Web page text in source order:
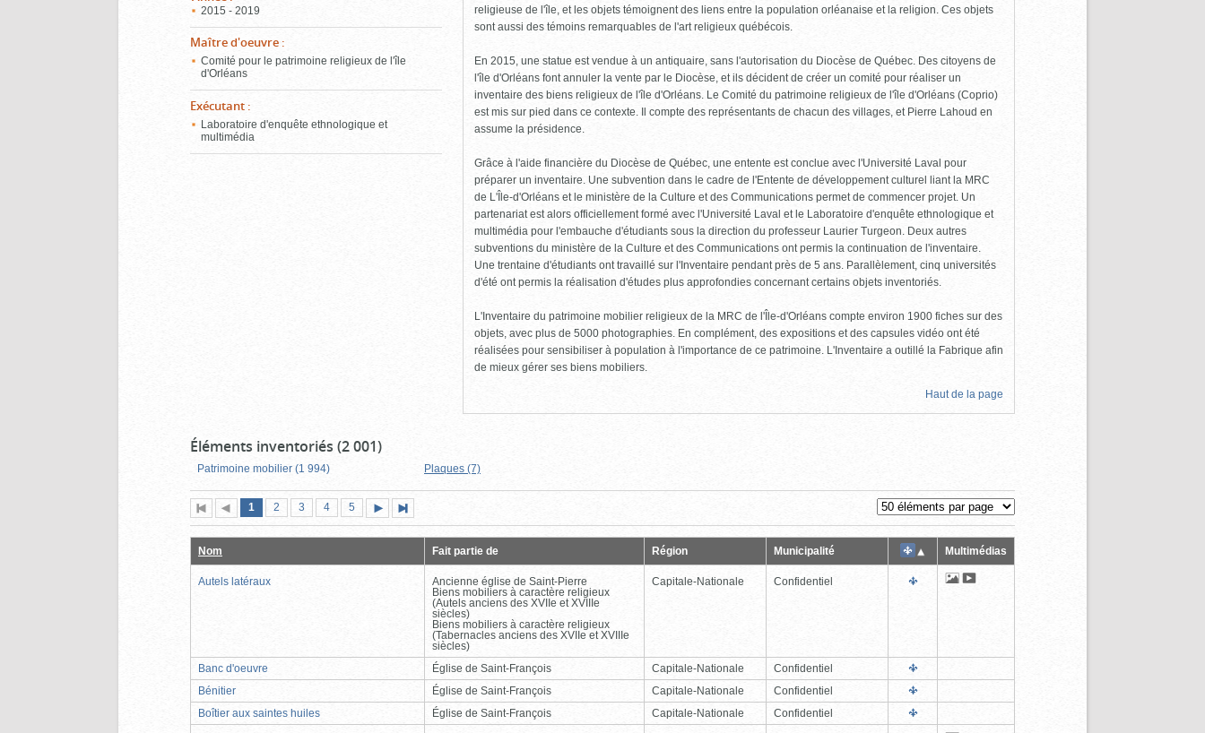
2015 - 2019
Maître d'oeuvre :
Comité pour le patrimoine religieux de l'île
d'Orléans
Exécutant :
Laboratoire d'enquête ethnologique et
multimédia
religieuse de l'île, et les objets témoignent des liens entre la population orléanaise et la religion. Ces objets
sont aussi des témoins remarquables de l'art religieux québécois.
En 2015, une statue est vendue à un antiquaire, sans l'autorisation du Diocèse de Québec. Des citoyens de
l'île d'Orléans font annuler la vente par le Diocèse, et ils décident de créer un comité pour réaliser un
inventaire des biens religieux de l'île d'Orléans. Le Comité du patrimoine religieux de l'île d'Orléans (Coprio)
est mis sur pied dans ce contexte. Il compte des représentants de chacun des villages, et Pierre Lahoud en
assume la présidence.
Grâce à l'aide financière du Diocèse de Québec, une entente est conclue avec l'Université Laval pour
préparer un inventaire. Une subvention dans le cadre de l'Entente de développement culturel liant la MRC
de L'Île-d'Orléans et le ministère de la Culture et des Communications permet de commencer projet. Un
partenariat est alors officiellement formé avec l'Université Laval et le Laboratoire d'enquête ethnologique et
multimédia pour l'embauche d'étudiants sous la direction du professeur Laurier Turgeon. Deux autres
subventions du ministère de la Culture et des Communications ont permis la continuation de l'inventaire.
Une trentaine d'étudiants ont travaillé sur l'Inventaire pendant près de 5 ans. Parallèlement, cinq universités
d'été ont permis la réalisation d'études plus approfondies concernant certains objets inventoriés.
L'Inventaire du patrimoine mobilier religieux de la MRC de l'Île-d'Orléans compte environ 1900 fiches sur des
objets, avec plus de 5000 photographies. En complément, des expositions et des capsules vidéo ont été
réalisées pour sensibiliser à population à l'importance de ce patrimoine. L'Inventaire a outillé la Fabrique afin
de mieux gérer ses biens mobiliers.
Haut de la page
Éléments inventoriés (2 001)
Patrimoine mobilier (1 994) Plaques (7)
Première
page
Page
précédente
Page
1 (page
actuelle)
Page
2 Page
3 Page
4 Page
5
suivante
page
Nom Fait partie de Région Municipalité Multimédias
Autels latéraux
Ancienne église de Saint-Pierre
Biens mobiliers à caractère religieux
(Autels anciens des XVIIe et XVIIIe
siècles)
Biens mobiliers à caractère religieux
(Tabernacles anciens des XVIIe et XVIIIe
siècles)
Capitale-Nationale Confidentiel
Banc d'oeuvre Église de Saint-François Capitale-Nationale
Confidentiel
Bénitier
Église de Saint-François Capitale-Nationale
Confidentiel
Boîtier aux saintes huiles
Église de Saint-François Capitale-Nationale Confidentiel